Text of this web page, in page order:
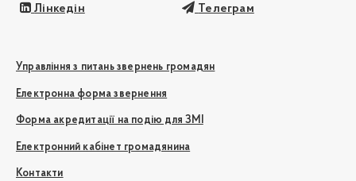
Лінкедін Телеграм
Управління з питань звернень громадян
Електронна форма звернення
Форма акредитації на подію для ЗМІ
Електронний кабінет громадянина
Контакти